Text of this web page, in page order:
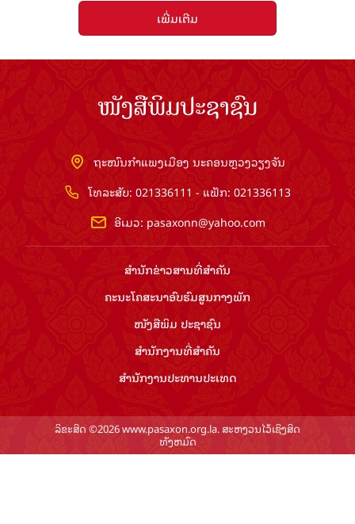
ເພີ່ມເຕີມ
ໜັງສືພິມປະຊາຊົນ
ຖະໜົນກຳແພງເມືອງ ນະຄອນຫຼວງວຽງຈັນ
ໂທລະສັບ: 021336111 - ແຟັກ: 021336113
ອີເມວ: pasaxonn@yahoo.com
ສຳ​ນັກ​ຂ່າວ​ສານ​ທີ່​ສຳ​ຄັນ​
ຄະນະໂຄສະນາອົບຮົມ​ສູນ​ກາງ​ພັກ
ໜັງສືພິມ ປະ​ຊາ​ຊົນ
ສຳ​ນັກ​ງານ​ທີ່​ສຳ​ຄັນ
ສຳ​ນັກ​ງານ​ປະ​ທານ​ປະ​ເທດ
ລິຂະສິດ ©2026 www.pasaxon.org.la. ສະຫງວນໄວ້ເຊິງສິດ
ທັງຫມົດ